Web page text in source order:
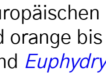
orange